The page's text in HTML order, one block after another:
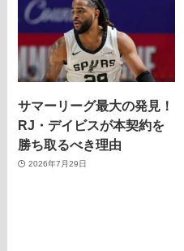
サマーリーグ最大の発見！
RJ・デイビスが本契約を
勝ち取るべき理由
2026年7月29日